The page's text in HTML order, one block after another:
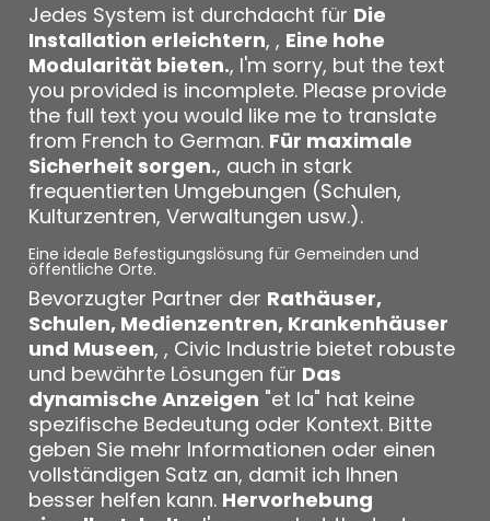
Jedes System ist durchdacht für Die
Installation erleichtern, , Eine hohe
Modularität bieten., I'm sorry, but the text
you provided is incomplete. Please provide
the full text you would like me to translate
from French to German. Für maximale
Sicherheit sorgen., auch in stark
frequentierten Umgebungen (Schulen,
Kulturzentren, Verwaltungen usw.).
Eine ideale Befestigungslösung für Gemeinden und
öffentliche Orte.
Bevorzugter Partner der Rathäuser,
Schulen, Medienzentren, Krankenhäuser
und Museen, , Civic Industrie bietet robuste
und bewährte Lösungen für Das
dynamische Anzeigen "et la" hat keine
spezifische Bedeutung oder Kontext. Bitte
geben Sie mehr Informationen oder einen
vollständigen Satz an, damit ich Ihnen
besser helfen kann. Hervorhebung